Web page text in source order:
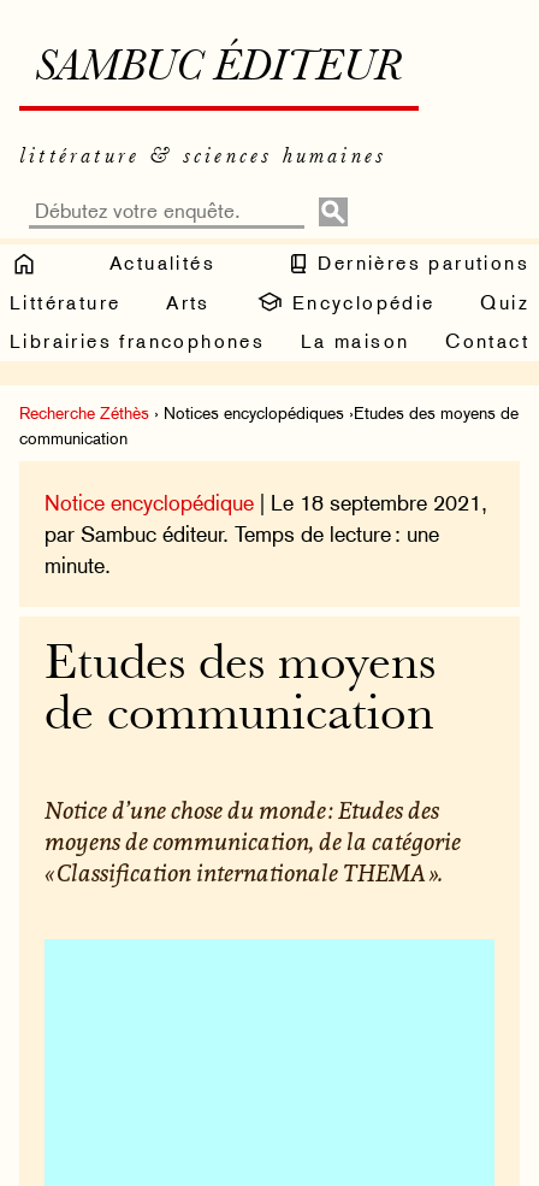
SAMBUC ÉDITEUR
littérature & sciences humaines
Actualités
Dernières parutions
Littérature
Arts Encyclopédie
Quiz
Librairies francophones
La maison Contact
Recherche Zéthès › Notices encyclopédiques ›Etudes des moyens de
communication
Notice encyclopédique | Le 18 septembre 2021,
par Sambuc éditeur. Temps de lecture : une
minute.
Etudes des moyens
de communication
Notice d’une chose du monde : Etudes des
moyens de communication, de la catégorie
« Classification internationale THEMA ».